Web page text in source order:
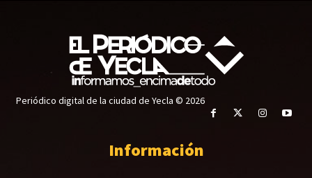
Periódico digital de la ciudad de Yecla © 2026
Información